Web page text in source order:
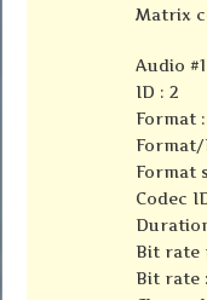
Matrix
Audio #1
ID : 2
Format
Format
Codec
Bit rate
Bit rate